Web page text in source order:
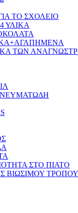
ΤΟ ΣΧΟΛΕΙΟ
ΥΛΙΚΑ
ΤΩΝ
ΣΤΟ ΠΙΑΤΟ
ΒΙΩΣΙΜΟΥ